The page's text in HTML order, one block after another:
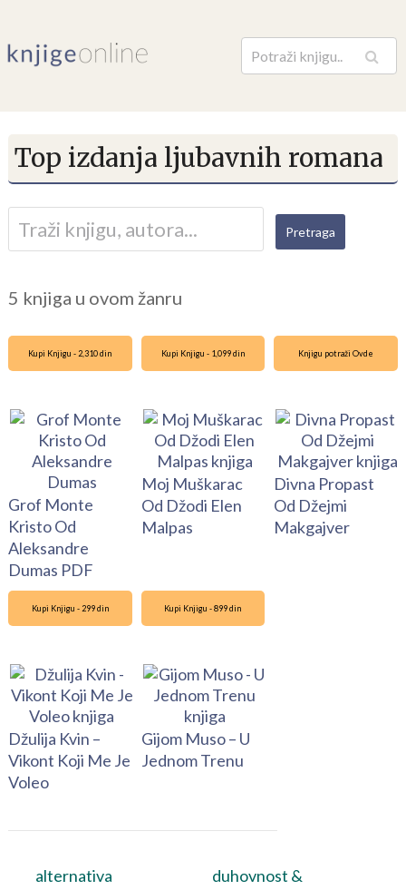
Pretraga
Top izdanja ljubavnih romana
5 knjiga u ovom žanru
Kupi Knjigu - 2,310 din
Grof Monte
Kristo Od
Aleksandre
Dumas PDF
Kupi Knjigu - 1,099 din
Moj Muškarac
Od Džodi Elen
Malpas
Knjigu potraži Ovde
Divna Propast
Od Džejmi
Makgajver
Kupi Knjigu - 299 din
Džulija Kvin –
Vikont Koji Me Je
Voleo
Kupi Knjigu - 899 din
Gijom Muso – U
Jednom Trenu
alternativa
duhovnost &